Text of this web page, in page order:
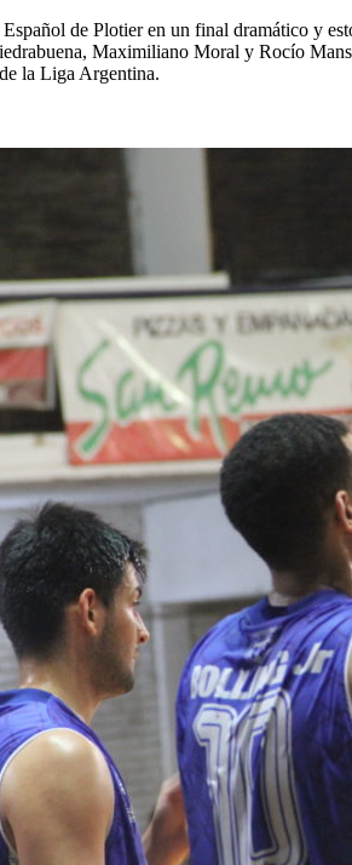
de Plotier en un final dramático y
Maximiliano Moral y Rocío
la Liga Argentina.